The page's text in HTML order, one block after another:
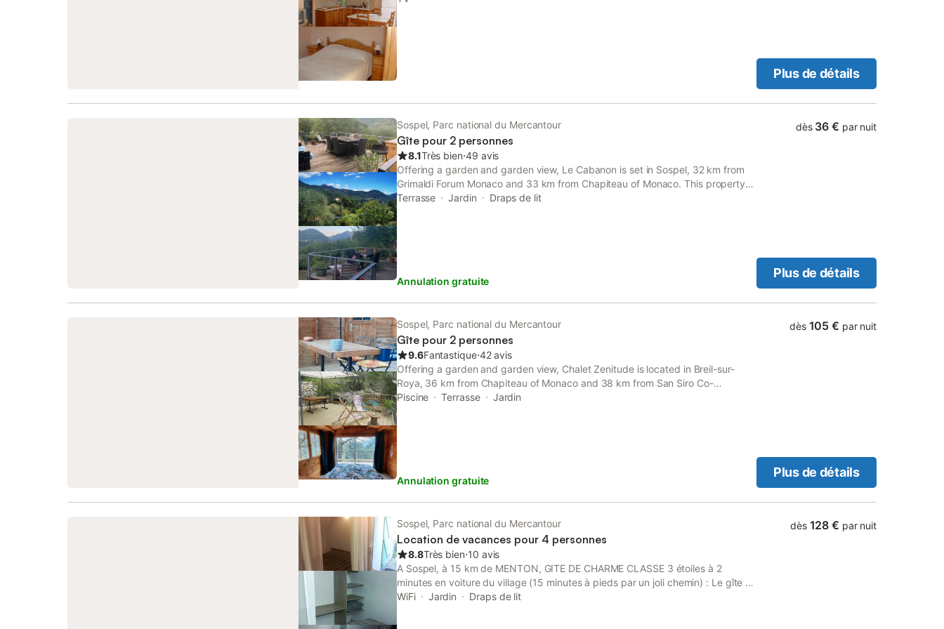
Plus de détails
Sospel, Parc national du Mercantour
Gîte pour 2 personnes
8.1Très bien⋅49 avis
Offering a garden and garden view, Le Cabanon is set in Sospel, 32 km from
Grimaldi Forum Monaco and 33 km from Chapiteau of Monaco. This property
offers access to a terrace and free private parking.
Terrasse Jardin Draps de lit
Annulation gratuite
dès 36 € par nuit
Plus de détails
Sospel, Parc national du Mercantour
Gîte pour 2 personnes
9.6Fantastique⋅42 avis
Offering a garden and garden view, Chalet Zenitude is located in Breil-sur-
Roya, 36 km from Chapiteau of Monaco and 38 km from San Siro Co-
Cathedral.
Piscine Terrasse Jardin
Annulation gratuite
dès 105 € par nuit
Plus de détails
Sospel, Parc national du Mercantour
Location de vacances pour 4 personnes
8.8Très bien⋅10 avis
A Sospel, à 15 km de MENTON, GITE DE CHARME CLASSE 3 étoiles à 2
minutes en voiture du village (15 minutes à pieds par un joli chemin) : Le gîte a
été entièrement rénové en 2018. Le classement trois étoiles a été attribué en
WiFi Jardin Draps de lit
dès 128 € par nuit